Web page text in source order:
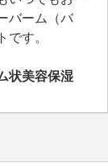
バーム（バ
です。
状美容保湿
ミツ、ロー
の下地と
や、寝る前